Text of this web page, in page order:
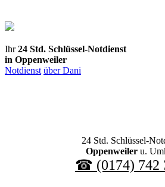
zum
Inhalt
Ihr24 Std. Schlüssel-Notdienst
in Oppenweiler
Notdienst über Dani
24 Std. Schlüssel-
Oppenweileru.
☎ (0174) 742